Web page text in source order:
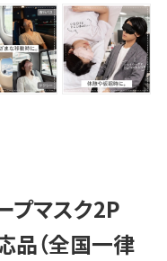
マスク2P
品（全国一律